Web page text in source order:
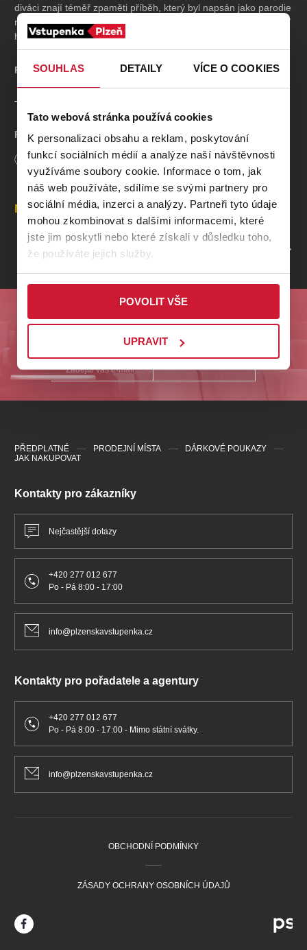
SOUHLAS DETAILY VÍCE O COOKIES
Tato webová stránka používá cookies
K personalizaci obsahu a reklam, poskytování
funkcí sociálních médií a analýze naší návštěvnosti
využíváme soubory cookie. Informace o tom, jak
náš web používáte, sdílíme se svými partnery pro
sociální média, inzerci a analýzy. Partneři tyto údaje
mohou zkombinovat s dalšími informacemi, které
jste jim poskytli nebo které získali v důsledku toho,
že používáte jejich služby.
POVOLIT VŠE
UPRAVIT
diváci znají téměř zpaměti příběh, který byl napsán jako parodie
na tou dobou velmi populární příběhy z Divokého západu. A teď
ho můžete spatřit na prknech Divadla Pluto.
Premiéra10. 11. 2025
TVŮRCI A OSBAZENÍ
Radek Zima
Kamila Kikinčuková / Kristýna Štychová
Pavla - Zeman Bečková
Bronislav Kotiš / Jan Urban
Antonín Kaška / Jiří Bláha
Petr Jančařík / Miloslav Krejsa
Přemysl Kubišta
a další.
Dramaturgická úprava- Jindřiška Kikinčuková
Délka 90 minut
Místa
PROFIL POŘADATELE DIVADLO PLUTO
Kontakty pro zákazníky
Nejčastější dotazy
+420 277 012 677
Po - Pá 8:00 - 17:00
info@plzenskavstupenka.cz
Kontakty pro pořadatele a agentury
+420 277 012 677
Po - Pá 8:00 - 17:00 - Mimo státní svátky.
info@plzenskavstupenka.cz
PŘEDPLATNÉ PRODEJNÍ MÍSTA
DÁRKOVÉ POUKAZY
JAK NAKUPOVAT
OBCHODNÍ PODMÍNKY
ZÁSADY OCHRANY OSOBNÍCH ÚDAJŮ